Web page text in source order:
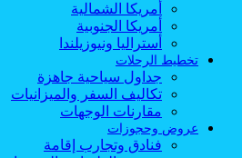
أمريكا الشمالية
أمريكا الجنوبية
أستراليا ونيوزيلندا
تخطيط الرحلات
جداول سياحية جاهزة
تكاليف السفر والميزانيات
مقارنات الوجهات
عروض وحجوزات
فنادق وتجارب إقامة